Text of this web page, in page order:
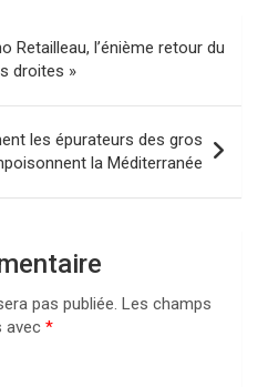
Retailleau, l’énième retour du
droites »
les épurateurs des gros
la Méditerranée
pas publiée. Les champs
avec *